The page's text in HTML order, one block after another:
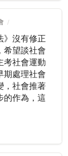
》沒有修正
希望談社會
考社會運動
期處理社會
，社會推著
的作為，這